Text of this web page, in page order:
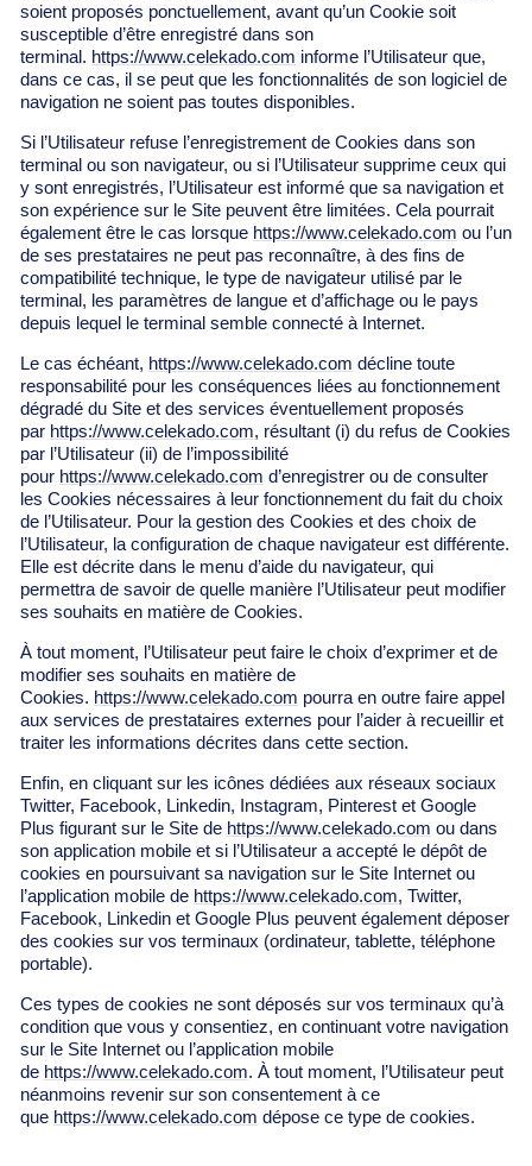
soient proposés ponctuellement, avant qu’un Cookie soit
susceptible d’être enregistré dans son
terminal. https://www.celekado.com informe l’Utilisateur que,
dans ce cas, il se peut que les fonctionnalités de son logiciel de
navigation ne soient pas toutes disponibles.
Si l’Utilisateur refuse l’enregistrement de Cookies dans son
terminal ou son navigateur, ou si l’Utilisateur supprime ceux qui
y sont enregistrés, l’Utilisateur est informé que sa navigation et
son expérience sur le Site peuvent être limitées. Cela pourrait
également être le cas lorsque https://www.celekado.com ou l’un
de ses prestataires ne peut pas reconnaître, à des fins de
compatibilité technique, le type de navigateur utilisé par le
terminal, les paramètres de langue et d’affichage ou le pays
depuis lequel le terminal semble connecté à Internet.
Le cas échéant, https://www.celekado.com décline toute
responsabilité pour les conséquences liées au fonctionnement
dégradé du Site et des services éventuellement proposés
par https://www.celekado.com, résultant (i) du refus de Cookies
par l’Utilisateur (ii) de l’impossibilité
pour https://www.celekado.com d’enregistrer ou de consulter
les Cookies nécessaires à leur fonctionnement du fait du choix
de l’Utilisateur. Pour la gestion des Cookies et des choix de
l’Utilisateur, la configuration de chaque navigateur est différente.
Elle est décrite dans le menu d’aide du navigateur, qui
permettra de savoir de quelle manière l’Utilisateur peut modifier
ses souhaits en matière de Cookies.
À tout moment, l’Utilisateur peut faire le choix d’exprimer et de
modifier ses souhaits en matière de
Cookies. https://www.celekado.com pourra en outre faire appel
aux services de prestataires externes pour l’aider à recueillir et
traiter les informations décrites dans cette section.
Enfin, en cliquant sur les icônes dédiées aux réseaux sociaux
Twitter, Facebook, Linkedin, Instagram, Pinterest et Google
Plus figurant sur le Site de https://www.celekado.com ou dans
son application mobile et si l’Utilisateur a accepté le dépôt de
cookies en poursuivant sa navigation sur le Site Internet ou
l’application mobile de https://www.celekado.com, Twitter,
Facebook, Linkedin et Google Plus peuvent également déposer
des cookies sur vos terminaux (ordinateur, tablette, téléphone
portable).
Ces types de cookies ne sont déposés sur vos terminaux qu’à
condition que vous y consentiez, en continuant votre navigation
sur le Site Internet ou l’application mobile
de https://www.celekado.com. À tout moment, l’Utilisateur peut
néanmoins revenir sur son consentement à ce
que https://www.celekado.com dépose ce type de cookies.